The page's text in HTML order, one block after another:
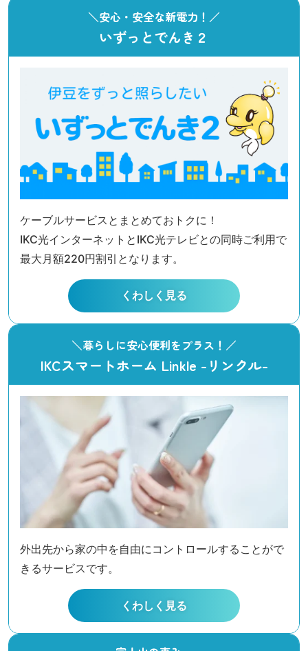
＼安心・安全な新電力！／
いずっとでんき２
ケーブルサービスとまとめておトクに！
IKC光インターネットとIKC光テレビとの同時ご利用で
最大月額220円割引となります。
くわしく見る
＼暮らしに安心便利をプラス！／
IKCスマートホーム Linkle -リンクル-
外出先から家の中を自由にコントロールすることがで
きるサービスです。
くわしく見る